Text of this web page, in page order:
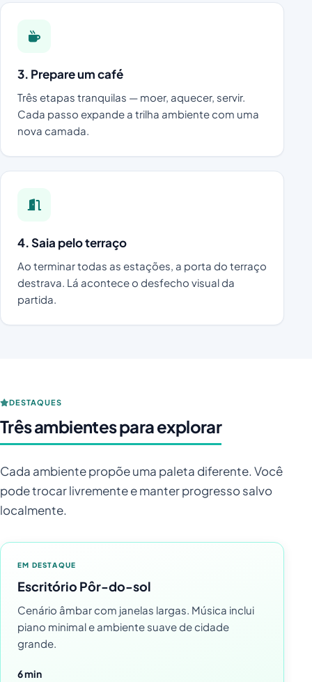
3. Prepare um café
Três etapas tranquilas — moer, aquecer, servir.
Cada passo expande a trilha ambiente com uma
nova camada.
4. Saia pelo terraço
Ao terminar todas as estações, a porta do terraço
destrava. Lá acontece o desfecho visual da
partida.
DESTAQUES
Três ambientes para explorar
Cada ambiente propõe uma paleta diferente. Você
pode trocar livremente e manter progresso salvo
localmente.
EM DESTAQUE
Escritório Pôr-do-sol
Cenário âmbar com janelas largas. Música inclui
piano minimal e ambiente suave de cidade
grande.
6 min